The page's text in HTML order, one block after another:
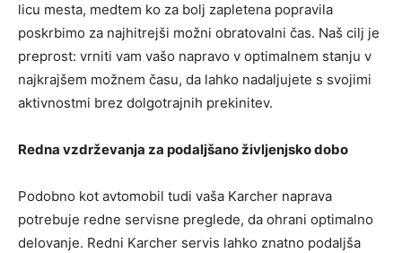
licu mesta, medtem ko za bolj zapletena popravila
poskrbimo za najhitrejši možni obratovalni čas. Naš cilj je
preprost: vrniti vam vašo napravo v optimalnem stanju v
najkrajšem možnem času, da lahko nadaljujete s svojimi
aktivnostmi brez dolgotrajnih prekinitev.
Redna vzdrževanja za podaljšano življenjsko dobo
Podobno kot avtomobil tudi vaša Karcher naprava
potrebuje redne servisne preglede, da ohrani optimalno
delovanje. Redni Karcher servis lahko znatno podaljša